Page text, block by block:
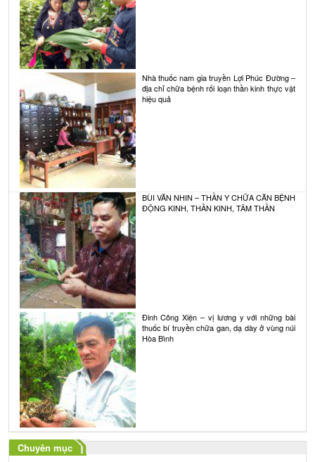
Nhà thuốc nam gia truyền Lợi Phúc Đường –
địa chỉ chữa bệnh rối loạn thần kinh thực vật
hiệu quả
BÙI VĂN NHIN – THẦN Y CHỮA CĂN BỆNH
ĐỘNG KINH, THẦN KINH, TÂM THẦN
Đinh Công Xiện – vị lương y với những bài
thuốc bí truyền chữa gan, dạ dày ở vùng núi
Hòa Bình
Chuyên mục